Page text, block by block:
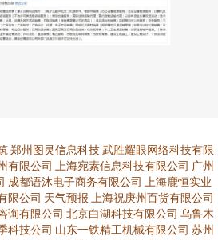
郑州图灵信息科技武胜耀眼网络科技有限
有限公司 上海宛素信息科技有限公司 广州
成都语沐电子商务有限公司
上海鹿恒实业
限公司 天气预报 上海祝庚州百货有限公司
询有限公司 北京白湖科技有限公司 乌鲁木
科技公司 山东一铁精工机械有限公司 苏州